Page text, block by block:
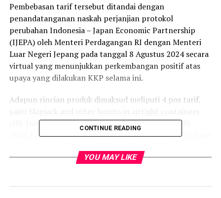
Pembebasan tarif tersebut ditandai dengan
penandatanganan naskah perjanjian protokol
perubahan Indonesia – Japan Economic Partnership
(IJEPA) oleh Menteri Perdagangan RI dengan Menteri
Luar Negeri Jepang pada tanggal 8 Agustus 2024 secara
virtual yang menunjukkan perkembangan positif atas
upaya yang dilakukan KKP selama ini.
Adapun rincian produk dimaksud meliputi 4 pos tarif,
(HS 1604.14.010), Tunas in airtight containers (HS
1604.14.092), Skipjack and other bonito boiled and dried
CONTINUE READING
YOU MAY LIKE